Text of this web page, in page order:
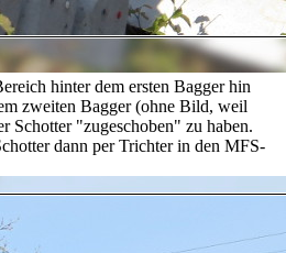
hinter dem ersten Bagger hin
zweiten Bagger (ohne Bild, weil
Schotter "zugeschoben" zu haben.
dann per Trichter in den MFS-